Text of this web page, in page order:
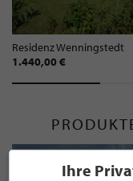
Residenz Wenningstedt
1.440,00 €
Ihre